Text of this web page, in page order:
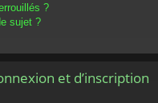
?
sujet ?
et d’inscription